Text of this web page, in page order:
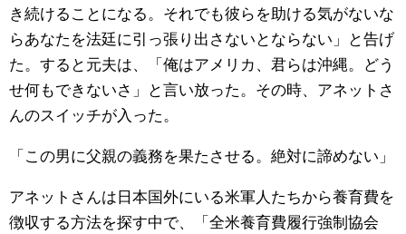
き続けることになる。それでも彼らを助ける気がないな
らあなたを法廷に引っ張り出さないとならない」と告げ
た。すると元夫は、「俺はアメリカ、君らは沖縄。どう
せ何もできないさ」と言い放った。その時、アネットさ
んのスイッチが入った。
「この男に父親の義務を果たさせる。絶対に諦めない」
アネットさんは日本国外にいる米軍人たちから養育費を
徴収する方法を探す中で、「全米養育費履行強制協会